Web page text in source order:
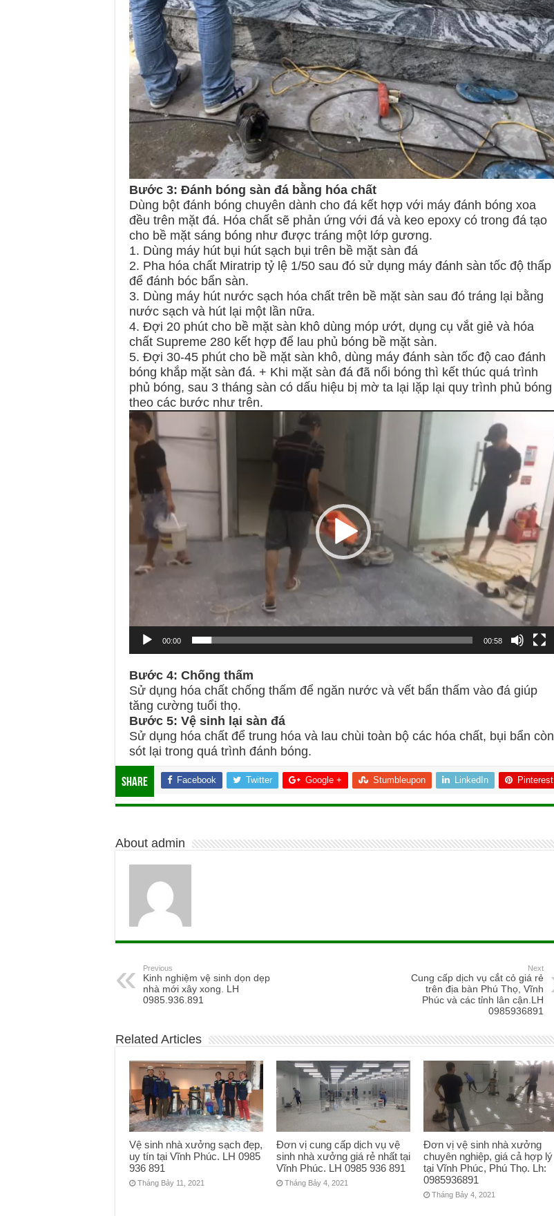
Bước 3: Đánh bóng sàn đá bằng hóa chất
Dùng bột đánh bóng chuyên dành cho đá kết hợp với máy đánh bóng xoa
đều trên mặt đá. Hóa chất sẽ phản ứng với đá và keo epoxy có trong đá tạo
cho bề mặt sáng bóng như được tráng một lớp gương.
1. Dùng máy hút bụi hút sạch bụi trên bề mặt sàn đá
2. Pha hóa chất Miratrip tỷ lệ 1/50 sau đó sử dụng máy đánh sàn tốc độ thấp
để đánh bóc bẩn sàn.
3. Dùng máy hút nước sạch hóa chất trên bề mặt sàn sau đó tráng lại bằng
nước sạch và hút lại một lần nữa.
4. Đợi 20 phút cho bề mặt sàn khô dùng móp ướt, dụng cụ vắt giẻ và hóa
chất Supreme 280 kết hợp để lau phủ bóng bề mặt sàn.
5. Đợi 30-45 phút cho bề mặt sàn khô, dùng máy đánh sàn tốc độ cao đánh
bóng khắp mặt sàn đá. + Khi mặt sàn đá đã nổi bóng thì kết thúc quá trình
phủ bóng, sau 3 tháng sàn có dấu hiệu bị mờ ta lại lặp lại quy trình phủ bóng
theo các bước như trên.
Trình
chơi
Video
00:00 00:58
Bước 4: Chống thấm
Sử dụng hóa chất chống thấm để ngăn nước và vết bẩn thấm vào đá giúp
tăng cường tuổi thọ.
Bước 5: Vệ sinh lại sàn đá
Sử dụng hóa chất để trung hóa và lau chùi toàn bộ các hóa chất, bụi bẩn còn
sót lại trong quá trình đánh bóng.
Share Facebook Twitter Google + Stumbleupon LinkedIn Pinterest
About admin
Previous
Kinh nghiệm vệ sinh dọn dẹp
nhà mới xây xong. LH
0985.936.891
Next
Cung cấp dịch vụ cắt cỏ giá rẻ
trên địa bàn Phú Thọ, Vĩnh
Phúc và các tỉnh lân cận.LH
0985936891
Related Articles
Vệ sinh nhà xưởng sạch đẹp,
uy tín tại Vĩnh Phúc. LH 0985
936 891
Tháng Bảy 11, 2021
Đơn vị cung cấp dịch vụ vệ
sinh nhà xưởng giá rẻ nhất tại
Vĩnh Phúc. LH 0985 936 891
Tháng Bảy 4, 2021
Đơn vị vệ sinh nhà xưởng
chuyên nghiệp, giá cả hợp lý
tại Vĩnh Phúc, Phú Thọ. Lh:
0985936891
Tháng Bảy 4, 2021